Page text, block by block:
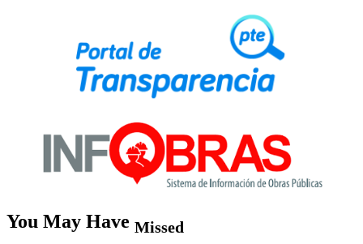
You May Have Missed